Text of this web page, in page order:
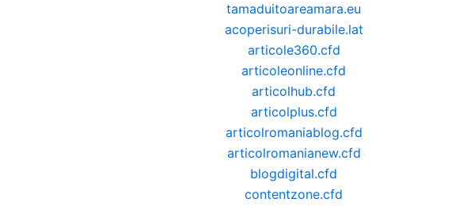
tamaduitoareamara.eu
acoperisuri-durabile.lat
articole360.cfd
articoleonline.cfd
articolhub.cfd
articolplus.cfd
articolromaniablog.cfd
articolromanianew.cfd
blogdigital.cfd
contentzone.cfd